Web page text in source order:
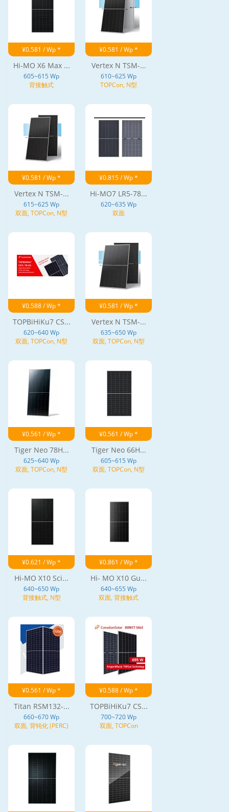
¥0.581 / Wp *
Hi-MO X6 Max ...
605~615 Wp
背接触式
¥0.581 / Wp *
Vertex N TSM-...
610~625 Wp
TOPCon, N型
¥0.581 / Wp *
Vertex N TSM-...
615~625 Wp
双面, TOPCon, N型
¥0.815 / Wp *
Hi-MO7 LR5-78...
620~635 Wp
双面
¥0.588 / Wp *
TOPBiHiKu7 CS...
620~640 Wp
双面, TOPCon, N型
¥0.581 / Wp *
Vertex N TSM-...
635~650 Wp
双面, TOPCon, N型
¥0.561 / Wp *
Tiger Neo 78H...
625~640 Wp
双面, TOPCon, N型
¥0.561 / Wp *
Tiger Neo 66H...
605~615 Wp
双面, TOPCon, N型
¥0.621 / Wp *
Hi-MO X10 Sci...
640~650 Wp
背接触式, N型
¥0.861 / Wp *
Hi- MO X10 Gu...
640~655 Wp
双面, 背接触式
¥0.561 / Wp *
Titan RSM132-...
660~670 Wp
双面, 背钝化 (PERC)
¥0.588 / Wp *
TOPBiHiKu7 CS...
700~720 Wp
双面, TOPCon